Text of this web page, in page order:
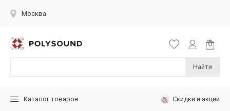
Москва
Найти
Каталог товаров Скидки и акции